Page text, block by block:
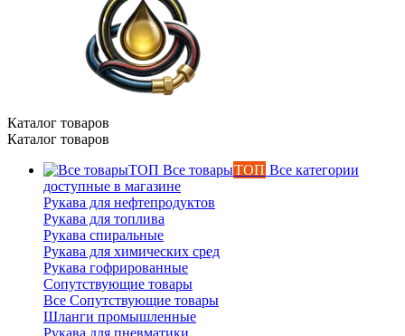
Каталог товаров
Каталог товаров
Все товарыТОП Все категории
доступные в магазине
Рукава для нефтепродуктов
Рукава для топлива
Рукава спиральные
Рукава для химических сред
Рукава гофрированные
Сопутствующие товары
Все Сопутствующие товары
Шланги промышленные
Рукава для пневматики